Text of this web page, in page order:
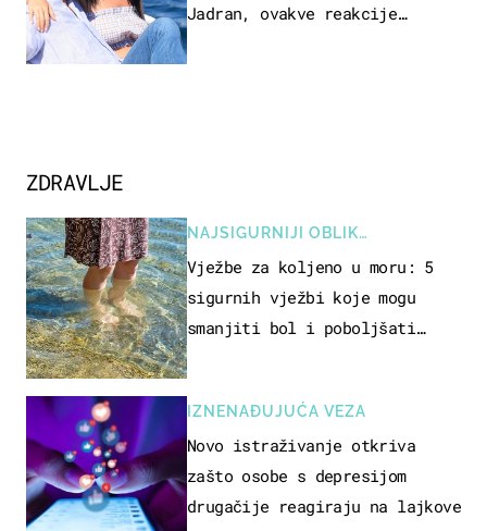
Jadran, ovakve reakcije
ZDRAVLJE
NAJSIGURNIJI OBLIK
REKREACIJE
Vježbe za koljeno u moru: 5
sigurnih vježbi koje mogu
smanjiti bol i poboljšati
IZNENAĐUJUĆA VEZA
Novo istraživanje otkriva
zašto osobe s depresijom
drugačije reagiraju na lajkove